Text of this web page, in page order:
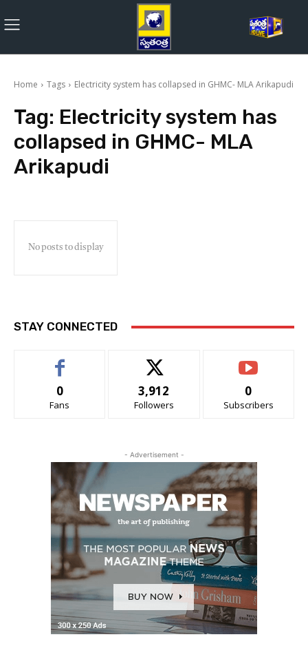
Home Tags Electricity system has collapsed in GHMC- MLA Arikapudi
Tag: Electricity system has
collapsed in GHMC- MLA
Arikapudi
No posts to display
STAY CONNECTED
0
Fans
3,912
Followers
0
Subscribers
- Advertisement -